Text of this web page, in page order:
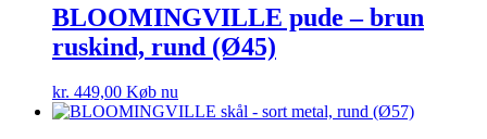
BLOOMINGVILLE pude – brun
ruskind, rund (Ø45)
kr. 449,00 Køb nu